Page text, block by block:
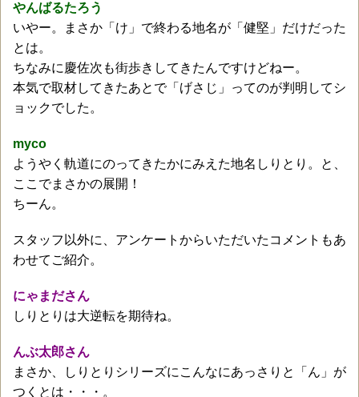
やんばるたろう
いやー。まさか「け」で終わる地名が「健堅」だけだった
とは。
ちなみに慶佐次も街歩きしてきたんですけどねー。
本気で取材してきたあとで「げさじ」ってのが判明してシ
ョックでした。
myco
ようやく軌道にのってきたかにみえた地名しりとり。と、
ここでまさかの展開！
ちーん。
スタッフ以外に、アンケートからいただいたコメントもあ
わせてご紹介。
にゃまださん
しりとりは大逆転を期待ね。
んぶ太郎さん
まさか、しりとりシリーズにこんなにあっさりと「ん」が
つくとは・・・。